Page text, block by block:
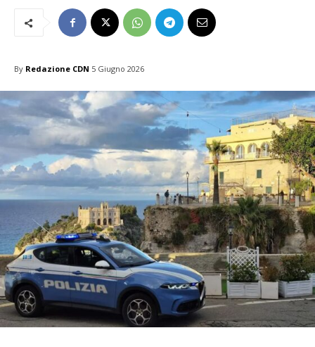
By Redazione CDN 5 Giugno 2026